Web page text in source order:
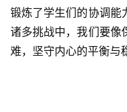
锻炼了学生们的协调能
诸多挑战中，我们要像
难，坚守内心的平衡与